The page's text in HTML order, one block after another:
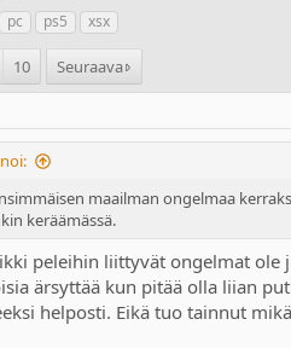
T
e
pc ps5 xsx
10 Seuraava
maailman ongelmaa
keräämässä.
peleihin liittyvät ongelmat
ärsyttää kun pitää olla liian
helposti. Eikä tuo tainnut